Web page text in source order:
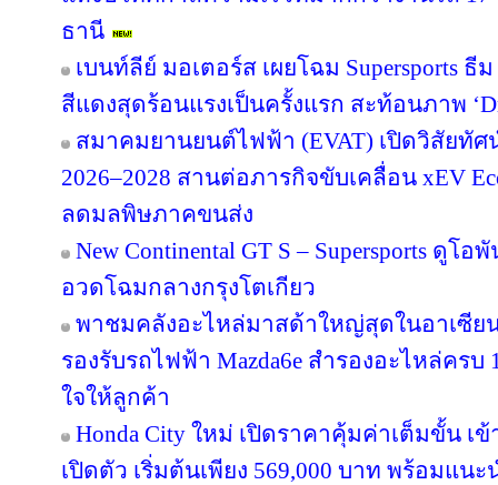
ธานี
เบนท์ลีย์ มอเตอร์ส เผยโฉม Supersports ธีม
สีแดงสุดร้อนแรงเป็นครั้งแรก สะท้อนภาพ
สมาคมยานยนต์ไฟฟ้า (EVAT) เปิดวิสัยทัศ
2026–2028 สานต่อภารกิจขับเคลื่อน xEV
ลดมลพิษภาคขนส่ง
New Continental GT S – Supersports ดู
อวดโฉมกลางกรุงโตเกียว
พาชมคลังอะไหล่มาสด้าใหญ่สุดในอาเซีย
รองรับรถไฟฟ้า Mazda6e สำรองอะไหล่คร
ใจให้ลูกค้า
Honda City ใหม่ เปิดราคาคุ้มค่าเต็มขั้น เ
เปิดตัว เริ่มต้นเพียง 569,000 บาท พร้อมแน